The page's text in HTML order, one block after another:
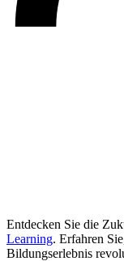
Entdecken Sie die
Learning. Erfahren
Bildungserlebnis